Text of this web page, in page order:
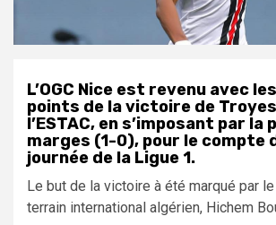
L’OGC Nice est revenu avec
points de la victoire de
l’ESTAC, en s’imposant par
marges (1-0), pour le compte
journée de la Ligue 1.
Le but de la victoire à été marqué par
terrain international algérien, Hichem